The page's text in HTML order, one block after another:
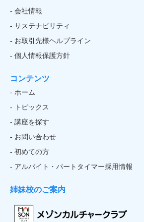
- 会社情報
- サステナビリティ
- お取引先様ヘルプライン
- 個人情報保護方針
コンテンツ
- ホーム
- トピックス
- 講座を探す
- お問い合わせ
- 初めての方
- アルバイト・パートタイマー採用情報
姉妹校のご案内